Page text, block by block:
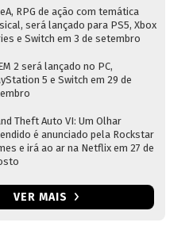
RPG de ação com temática
será lançado para PS5, Xbox
e Switch em 3 de setembro
2 será lançado no PC,
5 e Switch em 29 de
Theft Auto VI: Um Olhar
é anunciado pela Rockstar
e irá ao ar na Netflix em 27 de
VER MAIS